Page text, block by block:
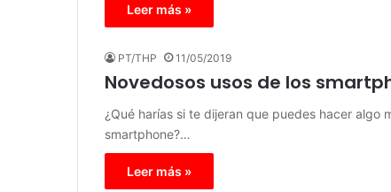
Leer más »
PT/THP 11/05/2019
Novedosos usos de los
¿Qué harías si te dijeran que puedes hacer
smartphone?…
Leer más »